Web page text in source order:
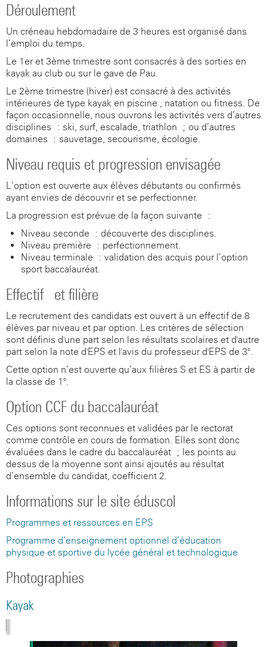
Déroulement
Un créneau hebdomadaire de 3 heures est organisé dans
l’emploi du temps.
Le 1er et 3ème trimestre sont consacrés à des sorties en
kayak au club ou sur le gave de Pau.
Le 2ème trimestre (hiver) est consacré à des activités
intérieures de type kayak en piscine , natation ou fitness. De
façon occasionnelle, nous ouvrons les activités vers d’autres
disciplines : ski, surf, escalade, triathlon ; ou d’autres
domaines : sauvetage, secourisme, écologie.
Niveau requis et progression envisagée
L’option est ouverte aux élèves débutants ou confirmés
ayant envies de découvrir et se perfectionner.
La progression est prévue de la façon suivante :
Niveau seconde : découverte des disciplines.
Niveau première : perfectionnement.
Niveau terminale : validation des acquis pour l’option
sport baccalauréat.
Effectif et filière
Le recrutement des candidats est ouvert à un effectif de 8
élèves par niveau et par option. Les critères de sélection
sont définis d'une part selon les résultats scolaires et d'autre
part selon la note d'EPS et l'avis du professeur d'EPS de 3°.
Cette option n’est ouverte qu’aux filières S et ES à partir de
la classe de 1°.
Option CCF du baccalauréat
Ces options sont reconnues et validées par le rectorat
comme contrôle en cours de formation. Elles sont donc
évaluées dans le cadre du baccalauréat ; les points au-
dessus de la moyenne sont ainsi ajoutés au résultat
d’ensemble du candidat, coefficient 2.
Informations sur le site éduscol
Programmes et ressources en EPS
Programme d’enseignement optionnel d’éducation
physique et sportive du lycée général et technologique
Photographies
Kayak